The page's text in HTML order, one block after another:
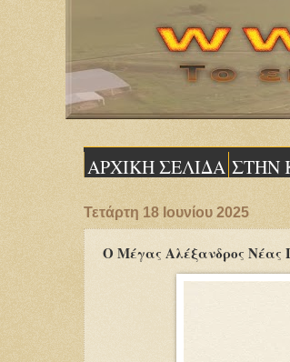
ΑΡΧΙΚΗ ΣΕΛΙΔΑ ΣΤΗΝ
Τετάρτη 18 Ιουνίου 2025
Ο Μέγας Αλέξανδρος Νέας